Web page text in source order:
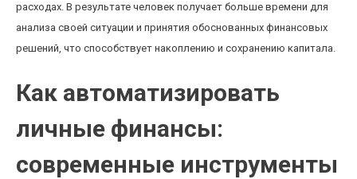
расходах. В результате человек получает больше времени для
анализа своей ситуации и принятия обоснованных финансовых
решений, что способствует накоплению и сохранению капитала.
Как автоматизировать
личные финансы:
современные инструменты